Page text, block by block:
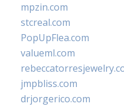
mpzin.com
stcreal.com
PopUpFlea.com
valueml.com
jmpbliss.com
drjorgerico.com